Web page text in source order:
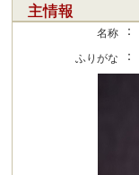
主情報
名称 ：
ふりがな ：